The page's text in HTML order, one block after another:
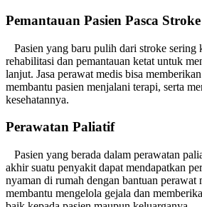
Pemantauan Pasien Pasca Stroke
Pasien yang baru pulih dari stroke sering
rehabilitasi dan pemantauan ketat untuk
lanjut. Jasa perawat medis bisa
membantu pasien menjalani terapi, serta
kesehatannya.
Perawatan Paliatif
Pasien yang berada dalam perawatan
akhir suatu penyakit dapat mendapatkan
nyaman di rumah dengan bantuan perawat
membantu mengelola gejala dan